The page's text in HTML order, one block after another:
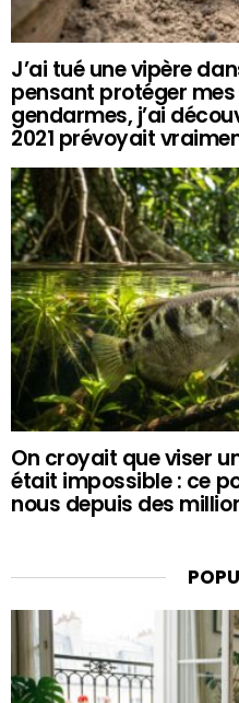
J’ai tué une vipère
pensant protéger
gendarmes, j’ai
2021 prévoyait
On croyait que viser
était impossible : ce
nous depuis des